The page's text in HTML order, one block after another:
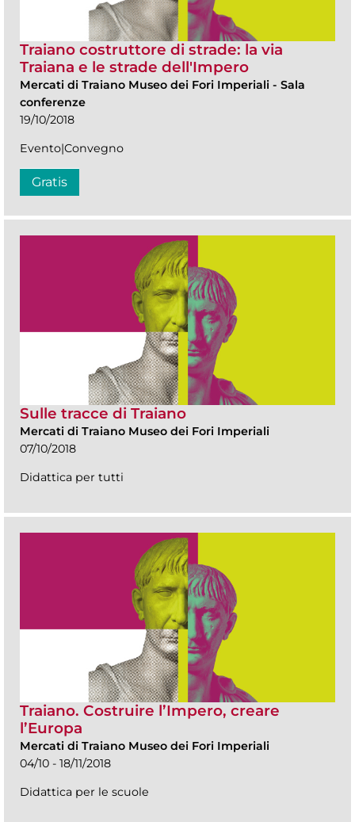
Traiano costruttore di strade: la via
Traiana e le strade dell'Impero
Mercati di Traiano Museo dei Fori Imperiali - Sala
conferenze
19/10/2018
Evento|Convegno
Gratis
Sulle tracce di Traiano
Mercati di Traiano Museo dei Fori Imperiali
07/10/2018
Didattica per tutti
Traiano. Costruire l’Impero, creare
l’Europa
Mercati di Traiano Museo dei Fori Imperiali
04/10 - 18/11/2018
Didattica per le scuole